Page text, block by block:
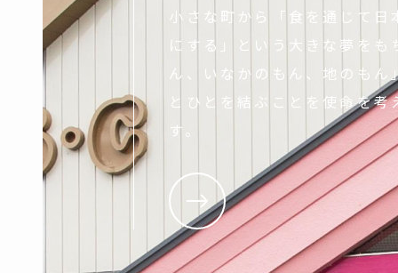
小さな町から「食を通じて
にする」という大きな夢をも
ん、いなかのもん、地のも
とひとを結ぶことを使命を考
す。